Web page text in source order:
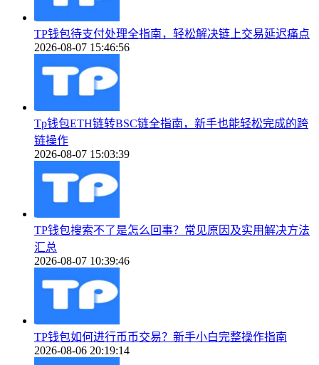
TP钱包待支付处理全指南，轻松解决链上交易延迟痛点
2026-08-07 15:46:56
Tp钱包ETH链转BSC链全指南，新手也能轻松完成的跨
链操作
2026-08-07 15:03:39
TP钱包搜索不了是怎么回事？常见原因及实用解决方法
汇总
2026-08-07 10:39:46
TP钱包如何进行币币交易？新手小白完整操作指南
2026-08-06 20:19:14